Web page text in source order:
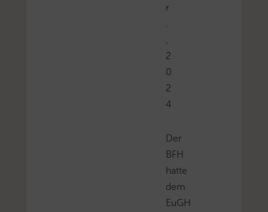
r
.
,
2
0
2
4
Der
BFH
hatte
dem
EuGH